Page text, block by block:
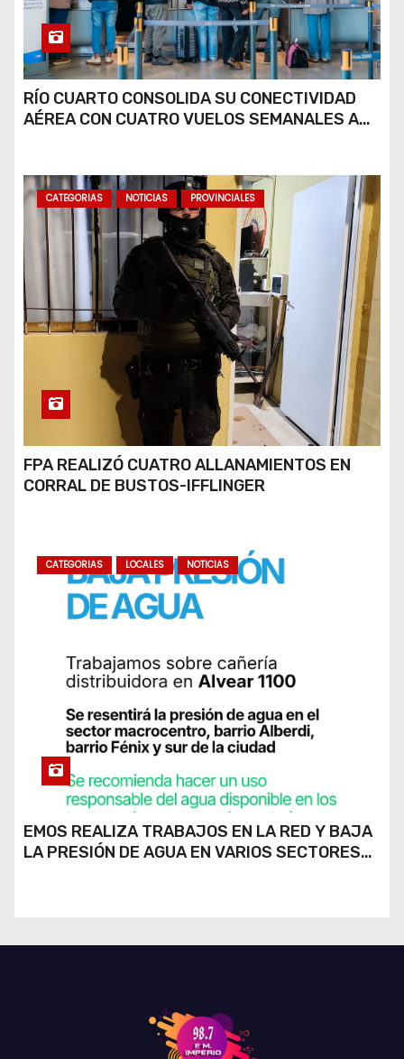
RÍO CUARTO CONSOLIDA SU CONECTIVIDAD
AÉREA CON CUATRO VUELOS SEMANALES A
CATEGORIAS NOTICIAS PROVINCIALES
FPA REALIZÓ CUATRO ALLANAMIENTOS EN
CORRAL DE BUSTOS-IFFLINGER
CATEGORIAS LOCALES NOTICIAS
EMOS REALIZA TRABAJOS EN LA RED Y BAJA
LA PRESIÓN DE AGUA EN VARIOS SECTORES